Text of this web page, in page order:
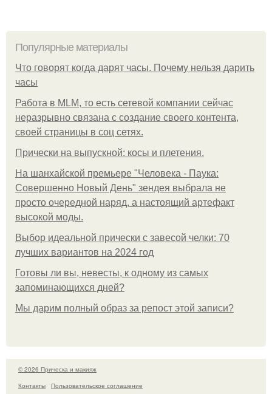
Популярные материалы
Что говорят когда дарят часы. Почему нельзя дарить
часы
Работа в MLM, то есть сетевой компании сейчас
неразрывно связана с создание своего контента,
своей страницы в соц сетях.
Прически на выпускной: косы и плетения.
На шанхайской премьере "Человека - Паука:
Совершенно Новый День" зендея выбрала не
просто очередной наряд, а настоящий артефакт
высокой моды.
Выбор идеальной прически с завесой челки: 70
лучших вариантов на 2024 год
Готовы ли вы, невесты, к одному из самых
запоминающихся дней?
Мы дарим полный образ за репост этой записи?
© 2026 Прическа и макияж
Контакты
Пользовательское соглашение